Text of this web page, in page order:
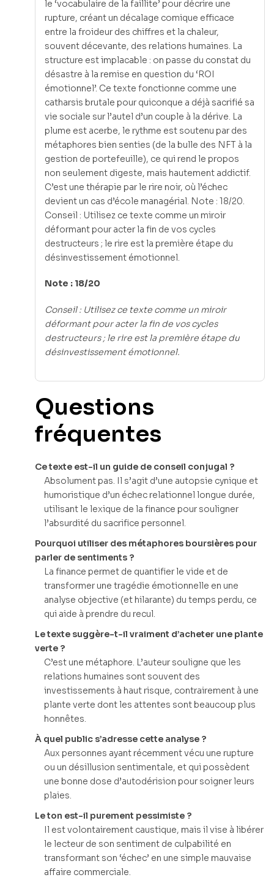
le ‘vocabulaire de la faillite’ pour décrire une
rupture, créant un décalage comique efficace
entre la froideur des chiffres et la chaleur,
souvent décevante, des relations humaines. La
structure est implacable : on passe du constat du
désastre à la remise en question du ‘ROI
émotionnel’. Ce texte fonctionne comme une
catharsis brutale pour quiconque a déjà sacrifié sa
vie sociale sur l’autel d’un couple à la dérive. La
plume est acerbe, le rythme est soutenu par des
métaphores bien senties (de la bulle des NFT à la
gestion de portefeuille), ce qui rend le propos
non seulement digeste, mais hautement addictif.
C’est une thérapie par le rire noir, où l’échec
devient un cas d’école managérial. Note : 18/20.
Conseil : Utilisez ce texte comme un miroir
déformant pour acter la fin de vos cycles
destructeurs ; le rire est la première étape du
désinvestissement émotionnel.
Note : 18/20
Conseil : Utilisez ce texte comme un miroir
déformant pour acter la fin de vos cycles
destructeurs ; le rire est la première étape du
désinvestissement émotionnel.
Questions
fréquentes
Ce texte est-il un guide de conseil conjugal ?
Absolument pas. Il s’agit d’une autopsie cynique et
humoristique d’un échec relationnel longue durée,
utilisant le lexique de la finance pour souligner
l’absurdité du sacrifice personnel.
Pourquoi utiliser des métaphores boursières pour
parler de sentiments ?
La finance permet de quantifier le vide et de
transformer une tragédie émotionnelle en une
analyse objective (et hilarante) du temps perdu, ce
qui aide à prendre du recul.
Le texte suggère-t-il vraiment d’acheter une plante
verte ?
C’est une métaphore. L’auteur souligne que les
relations humaines sont souvent des
investissements à haut risque, contrairement à une
plante verte dont les attentes sont beaucoup plus
honnêtes.
À quel public s’adresse cette analyse ?
Aux personnes ayant récemment vécu une rupture
ou un désillusion sentimentale, et qui possèdent
une bonne dose d’autodérision pour soigner leurs
plaies.
Le ton est-il purement pessimiste ?
Il est volontairement caustique, mais il vise à libérer
le lecteur de son sentiment de culpabilité en
transformant son ‘échec’ en une simple mauvaise
affaire commerciale.